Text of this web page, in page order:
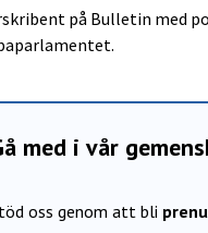
på Bulletin med
med i vår
oss genom att bli